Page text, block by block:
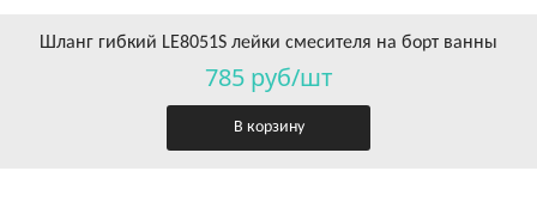
Шланг гибкий LE8051S лейки смесителя на борт ванны
785 руб/шт
В корзину